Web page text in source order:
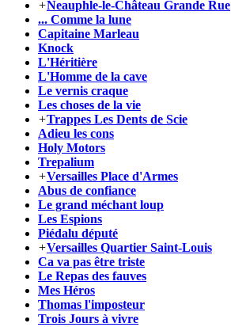
+Neauphle-le-Château Grande Rue
... Comme la lune
Capitaine Marleau
Knock
L'Héritière
L'Homme de la cave
Le vernis craque
Les choses de la vie
+Trappes Les Dents de Scie
Adieu les cons
Holy Motors
Trepalium
+Versailles Place d'Armes
Abus de confiance
Le grand méchant loup
Les Espions
Piédalu député
+Versailles Quartier Saint-Louis
Ca va pas être triste
Le Repas des fauves
Mes Héros
Thomas l'imposteur
Trois Jours à vivre